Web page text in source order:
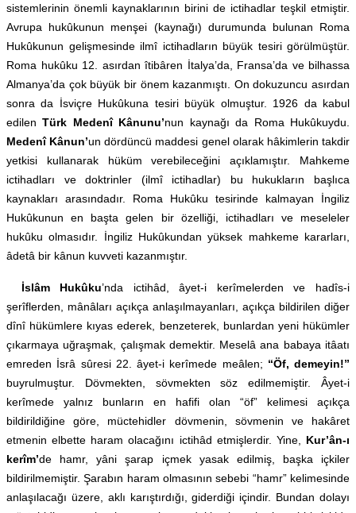
sistemlerinin önemli kaynaklarının birini de ictihadlar teşkil etmiştir.
Avrupa hukûkunun menşei (kaynağı) durumunda bulunan Roma
Hukûkunun gelişmesinde ilmî ictihadların büyük tesiri görülmüştür.
Roma hukûku 12. asırdan îtibâren İtalya’da, Fransa’da ve bilhassa
Almanya’da çok büyük bir önem kazanmıştı. On dokuzuncu asırdan
sonra da İsviçre Hukûkuna tesiri büyük olmuştur. 1926 da kabul
edilenTürk Medenî Kânunu’nun kaynağı da Roma Hukûkuydu.
Medenî Kânun’un dördüncü maddesi genel olarak hâkimlerin takdir
yetkisi kullanarak hüküm verebileceğini açıklamıştır. Mahkeme
ictihadları ve doktrinler (ilmî ictihadlar) bu hukukların başlıca
kaynakları arasındadır. Roma Hukûku tesirinde kalmayan İngiliz
Hukûkunun en başta gelen bir özelliği, ictihadları ve meseleler
hukûku olmasıdır. İngiliz Hukûkundan yüksek mahkeme kararları,
âdetâ bir kânun kuvveti kazanmıştır.
İslâm Hukûku’nda ictihâd, âyet-i kerîmelerden ve hadîs-i
şerîflerden, mânâları açıkça anlaşılmayanları, açıkça bildirilen diğer
dînî hükümlere kıyas ederek, benzeterek, bunlardan yeni hükümler
çıkarmaya uğraşmak, çalışmak demektir. Meselâ ana babaya itâatı
emreden İsrâ sûresi 22. âyet-i kerîmede meâlen; “Öf, demeyin!”
buyrulmuştur. Dövmekten, sövmekten söz edilmemiştir. Âyet-i
kerîmede yalnız bunların en hafifi olan “öf” kelimesi açıkça
bildirildiğine göre, müctehidler dövmenin, sövmenin ve hakâret
etmenin elbette haram olacağını ictihâd etmişlerdir. Yine, Kur’ân-ı
kerîm’de hamr, yâni şarap içmek yasak edilmiş, başka içkiler
bildirilmemiştir. Şarabın haram olmasının sebebi “hamr” kelimesinde
anlaşılacağı üzere, aklı karıştırdığı, giderdiği içindir. Bundan dolayı